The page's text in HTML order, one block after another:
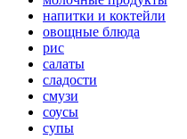
напитки и коктейли
овощные блюда
рис
салаты
сладости
смузи
соусы
супы